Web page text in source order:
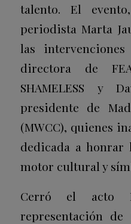
talento. El
periodista Marta
las
directora de
SHAMELESS y
presidente de
(MWCC), quienes
dedicada a honrar
motor cultural y
Cerró el acto
representación de